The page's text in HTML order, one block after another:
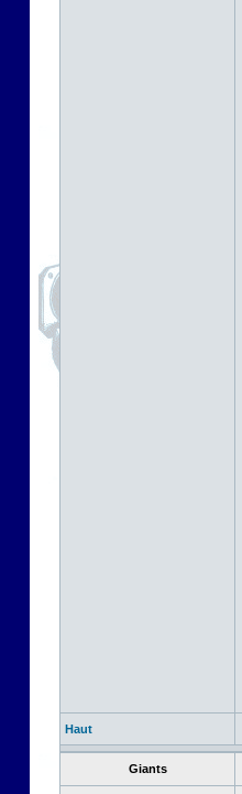
Haut
Giants